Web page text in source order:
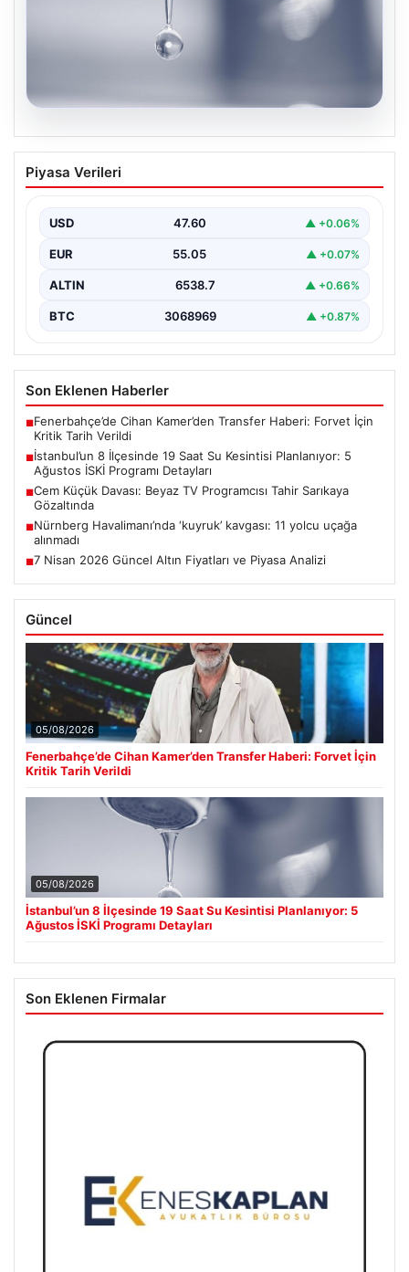
05.08.2026
İstanbul’un 8 İlçesinde 19 Saat Su
Kesintisi Planlanıyor: 5 Ağustos İSKİ
İstanbul Su ve Kanalizasyon İdaresi (İSKİ), önümüzdeki
kapsamında…
Piyasa Verileri
USD 47.60 ▲ +0.06%
EUR 55.05 ▲ +0.07%
ALTIN 6538.7 ▲ +0.66%
BTC 3068969 ▲ +0.87%
Son Eklenen Haberler
■Fenerbahçe’de Cihan Kamer’den Transfer Haberi: Forvet İçin
Kritik Tarih Verildi
■İstanbul’un 8 İlçesinde 19 Saat Su Kesintisi Planlanıyor: 5
Ağustos İSKİ Programı Detayları
■Cem Küçük Davası: Beyaz TV Programcısı Tahir Sarıkaya
Gözaltında
■Nürnberg Havalimanı’nda ‘kuyruk’ kavgası: 11 yolcu uçağa
alınmadı
■7 Nisan 2026 Güncel Altın Fiyatları ve Piyasa Analizi
Güncel
05/08/2026
Fenerbahçe’de Cihan Kamer’den Transfer Haberi: Forvet İçin
Kritik Tarih Verildi
05/08/2026
İstanbul’un 8 İlçesinde 19 Saat Su Kesintisi Planlanıyor: 5
Ağustos İSKİ Programı Detayları
Son Eklenen Firmalar